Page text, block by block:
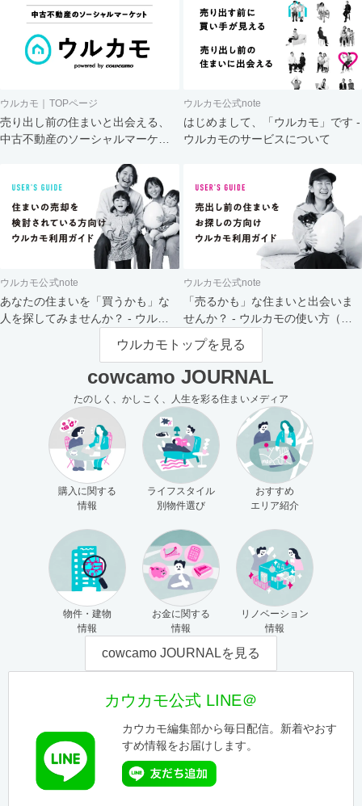
ウルカモ｜TOPページ
売り出し前の住まいと出会える、
中古不動産のソーシャルマーケッ
ウルカモ公式note
はじめまして、「ウルカモ」です -
ウルカモのサービスについて
ウルカモ公式note
あなたの住まいを「買うかも」な
人を探してみませんか？ - ウルカ
ウルカモ公式note
「売るかも」な住まいと出会いま
せんか？ - ウルカモの使い方（買
主さま向け）
ウルカモトップを見る
cowcamo JOURNAL
たのしく、かしこく、人生を彩る住まいメディア
購入に関する
情報
ライフスタイル
別物件選び
おすすめ
エリア紹介
物件・建物
情報
お金に関する
情報
リノベーション
情報
cowcamo JOURNALを見る
カウカモ公式 LINE＠
カウカモ編集部から毎日配信。新着やおす
すめ情報をお届けします。